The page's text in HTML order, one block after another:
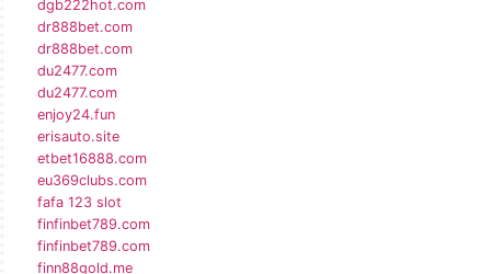
dgb222hot.com
dr888bet.com
dr888bet.com
du2477.com
du2477.com
enjoy24.fun
erisauto.site
etbet16888.com
eu369clubs.com
fafa 123 slot
finfinbet789.com
finfinbet789.com
finn88gold.me